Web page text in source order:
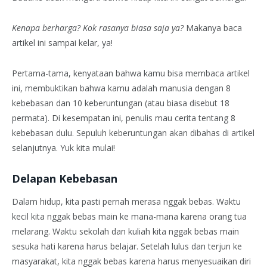
Kenapa berharga? Kok rasanya biasa saja ya?Makanya baca
artikel ini sampai kelar, ya!
Pertama-tama, kenyataan bahwa kamu bisa membaca artikel
ini, membuktikan bahwa kamu adalah manusia dengan 8
kebebasan dan 10 keberuntungan (atau biasa disebut 18
permata). Di kesempatan ini, penulis mau cerita tentang 8
kebebasan dulu. Sepuluh keberuntungan akan dibahas di artikel
selanjutnya. Yuk kita mulai!
Delapan Kebebasan
Dalam hidup, kita pasti pernah merasa nggak bebas. Waktu
kecil kita nggak bebas main ke mana-mana karena orang tua
melarang. Waktu sekolah dan kuliah kita nggak bebas main
sesuka hati karena harus belajar. Setelah lulus dan terjun ke
masyarakat, kita nggak bebas karena harus menyesuaikan diri